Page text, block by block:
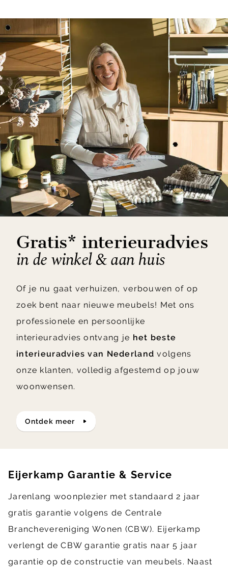
Gratis* interieuradvies
in de winkel & aan huis
Of je nu gaat verhuizen, verbouwen of op
zoek bent naar nieuwe meubels! Met ons
professionele en persoonlijke
interieuradvies ontvang je het beste
interieuradvies van Nederland volgens
onze klanten, volledig afgestemd op jouw
woonwensen.
ontdek meer
Eijerkamp Garantie & Service
Jarenlang woonplezier met standaard 2 jaar
gratis garantie volgens de Centrale
Branchevereniging Wonen (CBW). Eijerkamp
verlengt de CBW garantie gratis naar 5 jaar
garantie op de constructie van meubels. Naast